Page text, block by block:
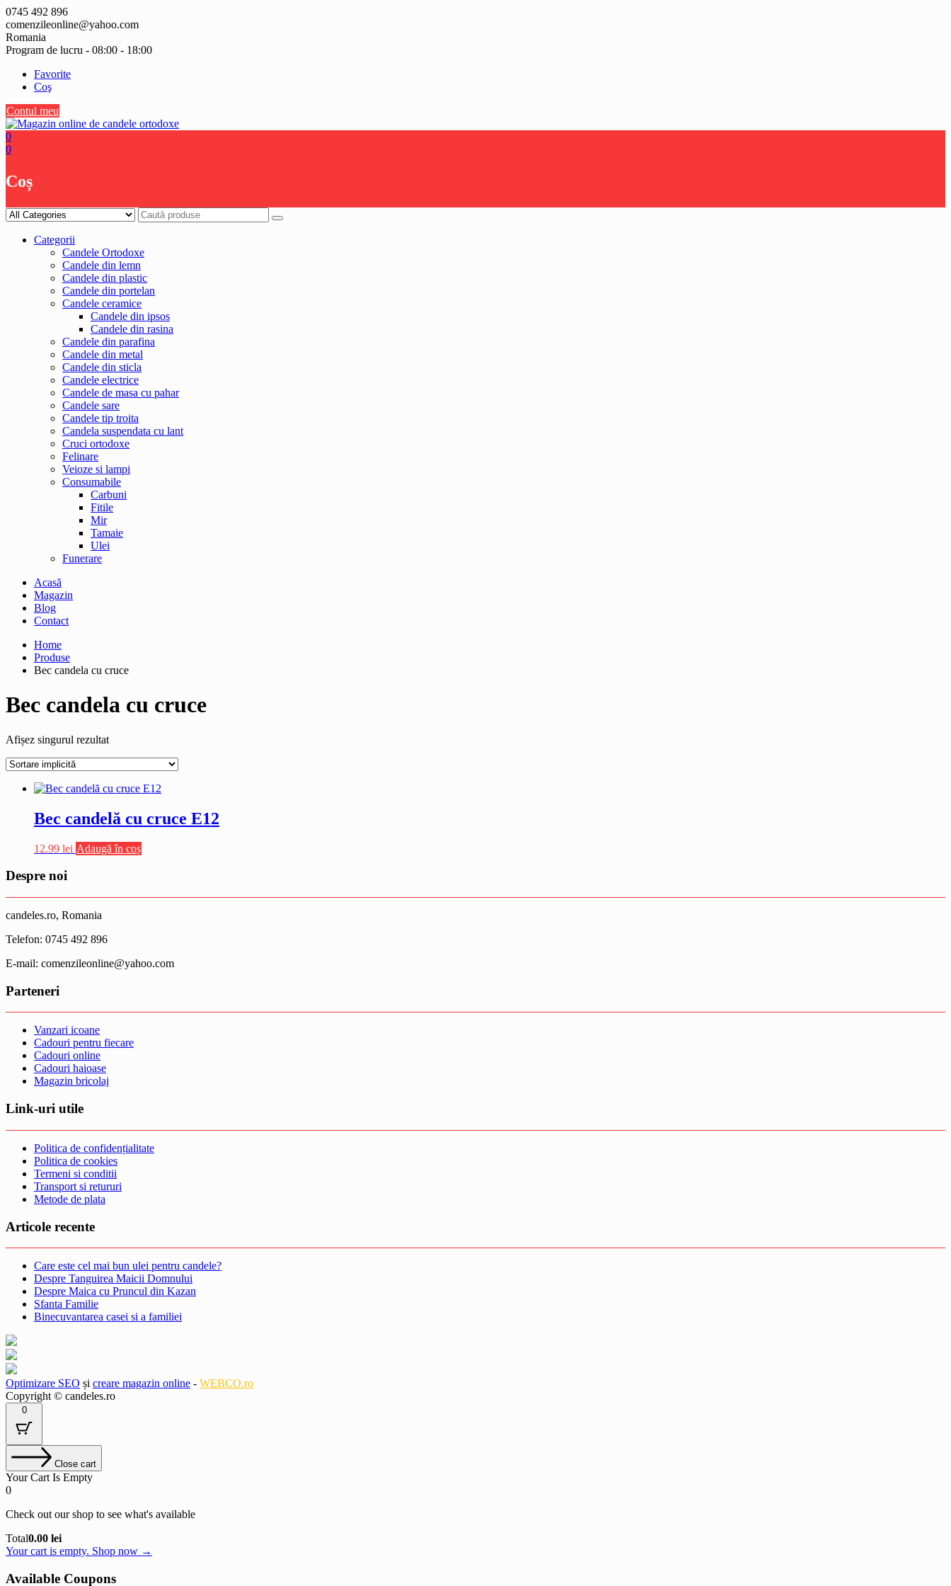
Skip
to
content
0745 492 896
comenzileonline@yahoo.com
Romania
Program de lucru - 08:00 - 18:00
Favorite
Coş
Contul meu
0
0
Coș
Categorii
Candele Ortodoxe
Candele din lemn
Candele din plastic
Candele din portelan
Candele ceramice
Candele din ipsos
Candele din rasina
Candele din parafina
Candele din metal
Candele din sticla
Candele electrice
Candele de masa cu pahar
Candele sare
Candele tip troita
Candela suspendata cu lant
Cruci ortodoxe
Felinare
Veioze si lampi
Consumabile
Carbuni
Fitile
Mir
Tamaie
Ulei
Funerare
Acasă
Magazin
Blog
Contact
Home
Produse
Bec candela cu cruce
Bec candela cu cruce
Afișez singurul rezultat
Bec candelă cu cruce E12
12.99 lei Adaugă în coș
Despre noi
candeles.ro, Romania
Telefon: 0745 492 896
E-mail: comenzileonline@yahoo.com
Parteneri
Vanzari icoane
Cadouri pentru fiecare
Cadouri online
Cadouri haioase
Magazin bricolaj
Link-uri utile
Politica de confidențialitate
Politica de cookies
Termeni si conditii
Transport si retururi
Metode de plata
Articole recente
Care este cel mai bun ulei pentru candele?
Despre Tanguirea Maicii Domnului
Despre Maica cu Pruncul din Kazan
Sfanta Familie
Binecuvantarea casei si a familiei
Optimizare SEO și creare magazin online - WEBCO.ro
Copyright © candeles.ro
0
Close cart
Your Cart Is Empty
0
Check out our shop to see what's available
Cart
Total:
Total0.00 lei
Your cart is empty. Shop now →
Available Coupons